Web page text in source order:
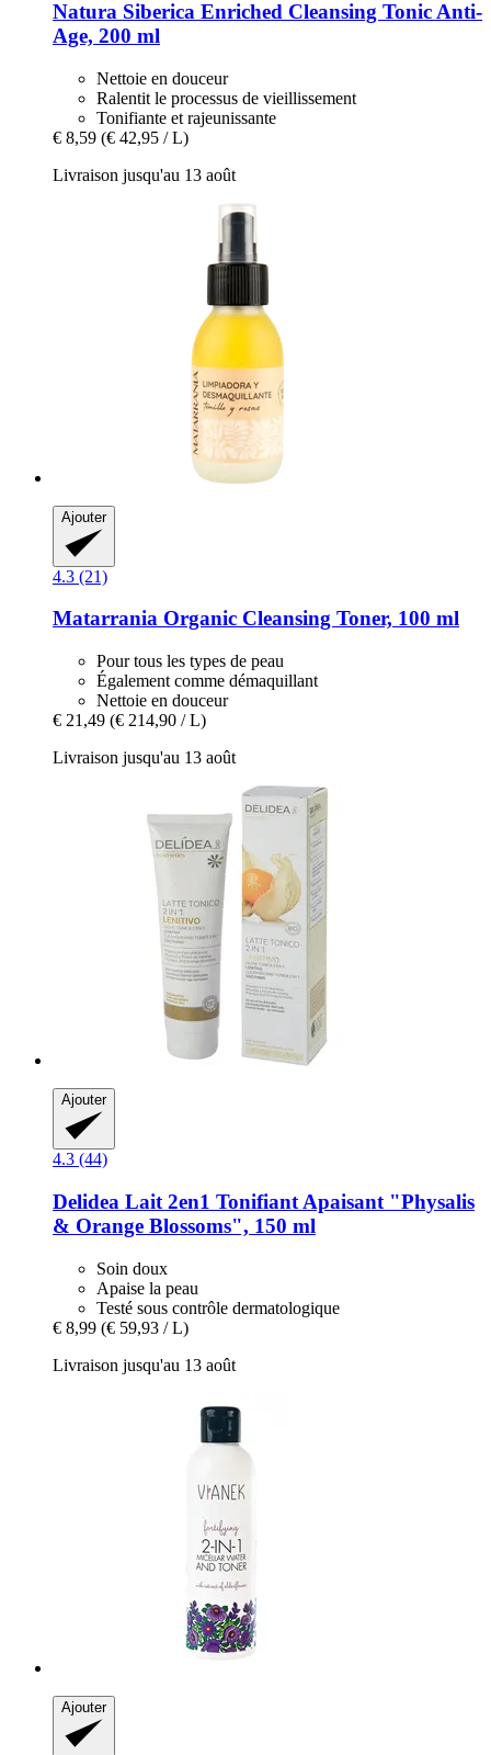
Natura Siberica Enriched Cleansing Tonic Anti-​
Age, 200 ml
Nettoie en douceur
Ralentit le processus de vieillissement
Tonifiante et rajeunissante
€ 8,59 (€ 42,95 / L)
Livraison jusqu'au 13 août
Ajouter
4.3 (21)
Matarrania Organic Cleansing Toner, 100 ml
Pour tous les types de peau
Également comme démaquillant
Nettoie en douceur
€ 21,49 (€ 214,90 / L)
Livraison jusqu'au 13 août
Ajouter
4.3 (44)
Delidea Lait 2en1 Tonifiant Apaisant "Physalis
& Orange Blossoms", 150 ml
Soin doux
Apaise la peau
Testé sous contrôle dermatologique
€ 8,99 (€ 59,93 / L)
Livraison jusqu'au 13 août
Ajouter